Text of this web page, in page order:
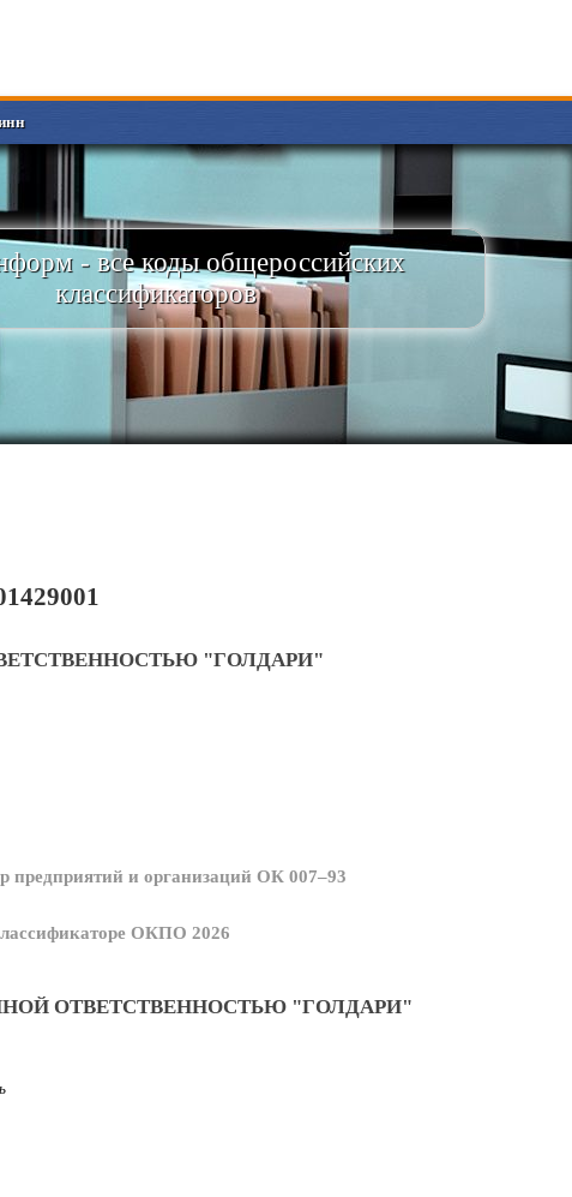
- все коды общероссийских
классификаторов
"ГОЛДАРИ"
предприятий и организаций ОК 007–93
ОКПО 2026
ОТВЕТСТВЕННОСТЬЮ "ГОЛДАРИ"